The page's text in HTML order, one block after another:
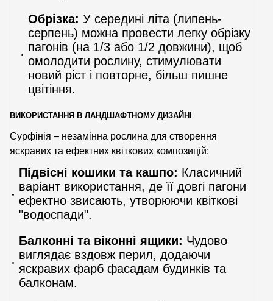
Обрізка: У середині літа (липень-
серпень) можна провести легку обрізку
пагонів (на 1/3 або 1/2 довжини), щоб
омолодити рослину, стимулювати
новий ріст і повторне, більш пишне
цвітіння.
ВИКОРИСТАННЯ В ЛАНДШАФТНОМУ ДИЗАЙНІ
Сурфінія – незамінна рослина для створення
яскравих та ефектних квіткових композицій:
Підвісні кошики та кашпо: Класичний
варіант використання, де її довгі пагони
ефектно звисають, утворюючи квіткові
"водоспади".
Балконні та віконні ящики: Чудово
виглядає вздовж перил, додаючи
яскравих фарб фасадам будинків та
балконам.